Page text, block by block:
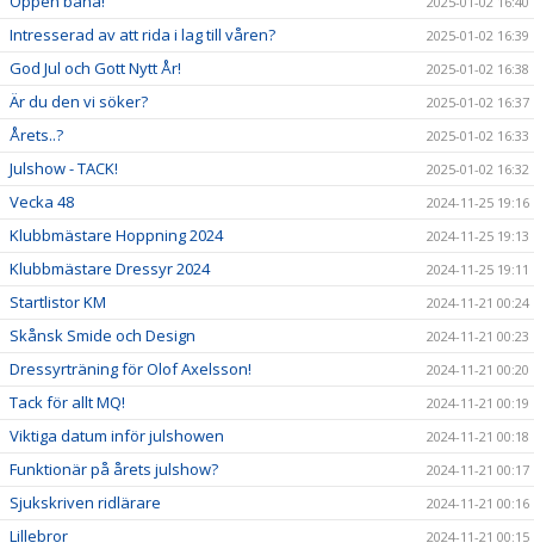
Intresserad av att rida i lag till våren? 2025-01-02 16:39
God Jul och Gott Nytt År! 2025-01-02 16:38
Är du den vi söker? 2025-01-02 16:37
Årets..? 2025-01-02 16:33
Julshow - TACK! 2025-01-02 16:32
Vecka 48 2024-11-25 19:16
Klubbmästare Hoppning 2024 2024-11-25 19:13
Klubbmästare Dressyr 2024 2024-11-25 19:11
Startlistor KM 2024-11-21 00:24
Skånsk Smide och Design 2024-11-21 00:23
Dressyrträning för Olof Axelsson! 2024-11-21 00:20
Tack för allt MQ! 2024-11-21 00:19
Viktiga datum inför julshowen 2024-11-21 00:18
Funktionär på årets julshow? 2024-11-21 00:17
Sjukskriven ridlärare 2024-11-21 00:16
Lillebror 2024-11-21 00:15